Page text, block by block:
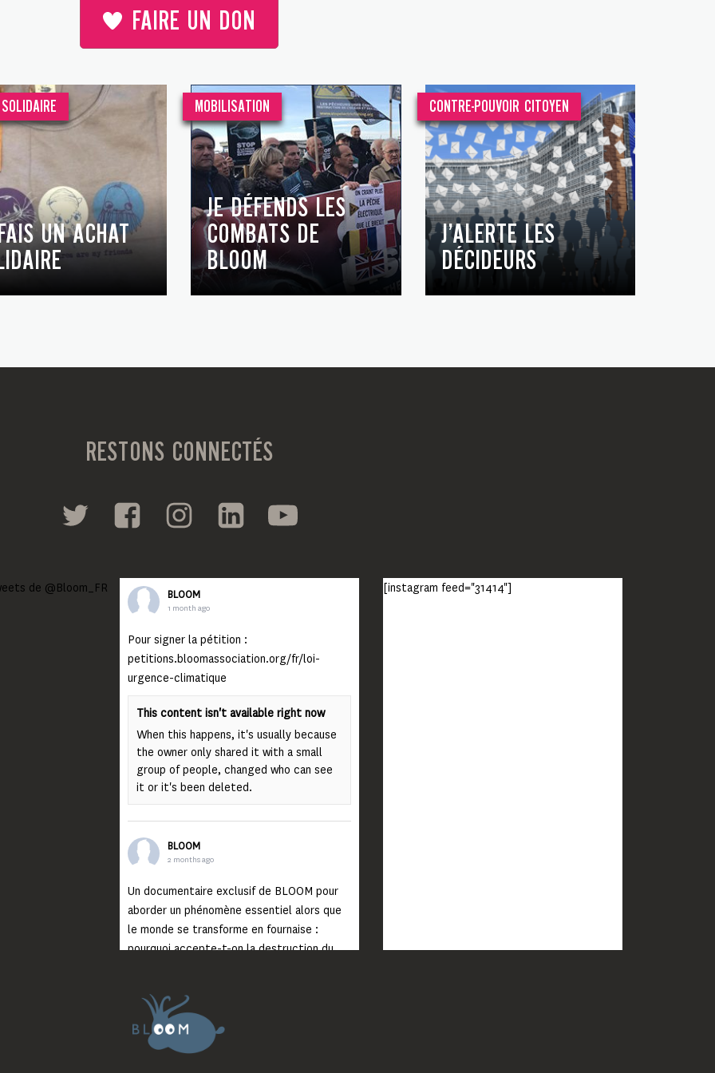
FAIRE UN DON
UN ACHAT
MOBILISATION
JE DÉFENDS LES
COMBATS DE
BLOOM
CONTRE-POUVOIR CITOYEN
J’ALERTE LES
DÉCIDEURS
RESTONS CONNECTÉS
de @Bloom_FR BLOOM
1 month ago
Pour signer la pétition :
petitions.bloomassociation.org/fr/loi-
urgence-climatique
This content isn't available right now
When this happens, it's usually because
the owner only shared it with a small
group of people, changed who can see
it or it's been deleted.
BLOOM
2 months ago
Un documentaire exclusif de BLOOM pour
aborder un phénomène essentiel alors que
le monde se transforme en fournaise :
pourquoi accepte-t-on la destruction du
Lisez jusqu’au bout et rendez-vous sur
notre chaîne Youtube (lien en bio) pour
découvrir un film qui génèrera deux choses
importantes : des conversations
[instagram feed="31414"]